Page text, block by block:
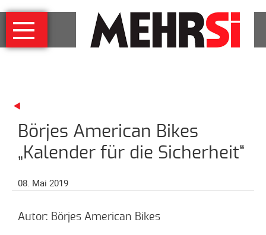
Navigation
überspringen
MEHRSi
Wer
Ziel
und
Strategie
Schirmherrschaft
MEHRSi
Börjes American Bikes
„Kalender für die Sicherheit“
08. Mai 2019
Autor: Börjes American Bikes